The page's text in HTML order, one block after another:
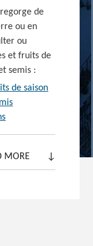
de
ou en
ou
et fruits de
semis :
de saison
MORE ↓